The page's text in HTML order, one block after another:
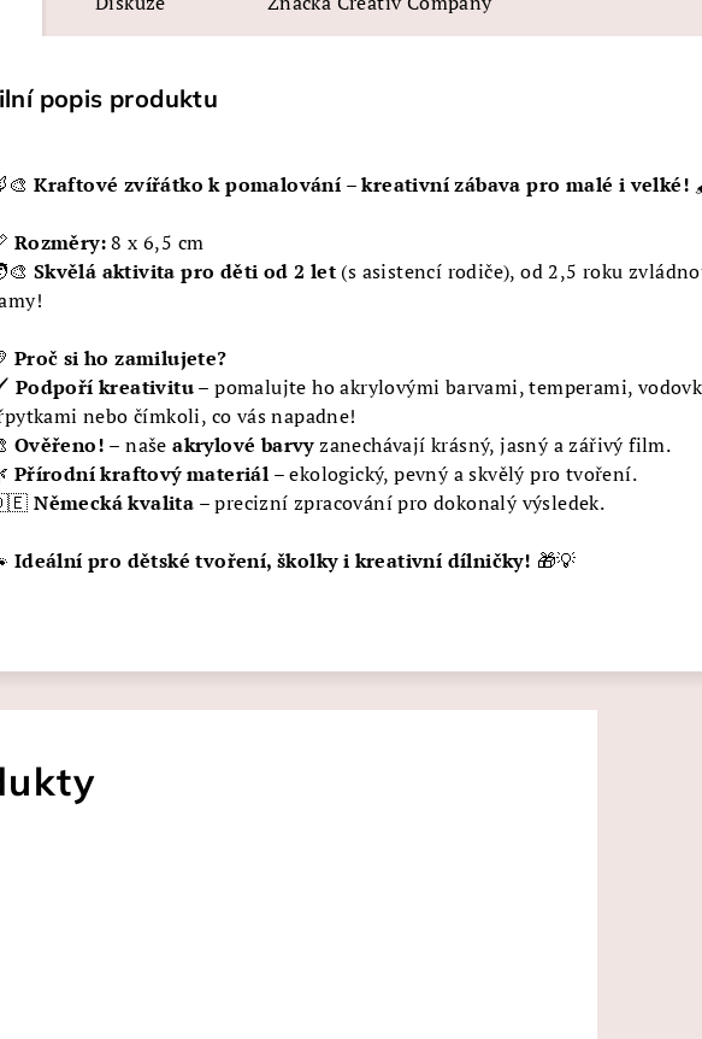
popis produktu
Kraftové zvířátko k pomalování – kreativní zábava pro malé i velké!
Rozměry:8 x 6,5 cm
Skvělá aktivita pro děti od 2 let (s asistencí rodiče), od 2,5 roku
Proč si ho zamilujete?
Podpoří kreativitu– pomalujte ho akrylovými barvami, temperami,
nebo čímkoli, co vás napadne!
Ověřeno! – našeakrylové barvyzanechávají krásný, jasný a zářivý film.
Přírodní kraftový materiál – ekologický, pevný a skvělý pro tvoření.
Německá kvalita – precizní zpracování pro dokonalý výsledek.
Ideální pro dětské tvoření, školky i kreativní dílničky! 🎁💡